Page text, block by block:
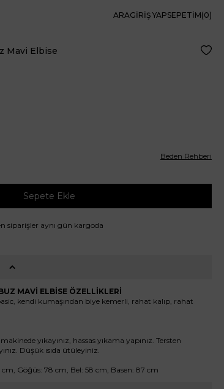
ARAGIRIŞ YAPSEPETIM(0)
Mavi Elbise
Beden Rehberi
Sepete Ekle
siparişler aynı gün kargoda
MAVİ ELBİSE ÖZELLİKLERİ
kendi kumaşından biye kemerli, rahat kalıp, rahat
yıkayınız, hassas yıkama yapınız. Tersten
Düşük ısıda ütüleyiniz.
cm, Göğüs: 78 cm, Bel: 58 cm, Basen: 87 cm